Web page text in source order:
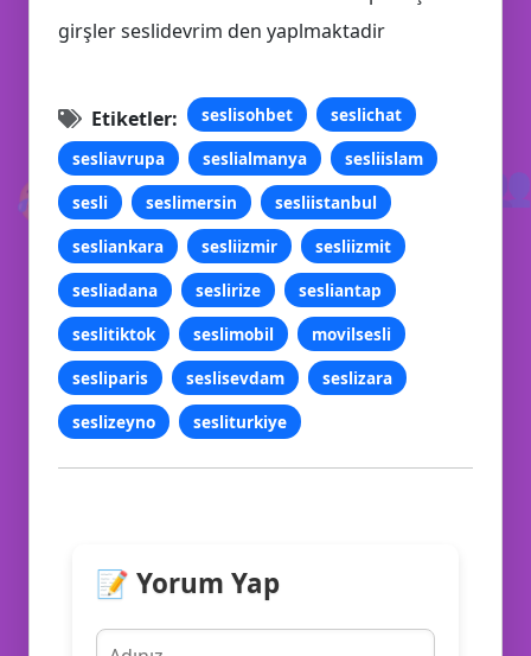
😂
girşler seslidevrim den yaplmaktadir
Etiketler: seslisohbet
seslichat
sesliavrupa
seslialmanya
sesliislam
sesli
seslimersin
sesliistanbul
sesliankara
sesliizmir
sesliizmit
sesliadana
seslirize
sesliantap
seslitiktok
seslimobil
movilsesli
sesliparis
seslisevdam
seslizara
seslizeyno
sesliturkiye
📝 Yorum Yap